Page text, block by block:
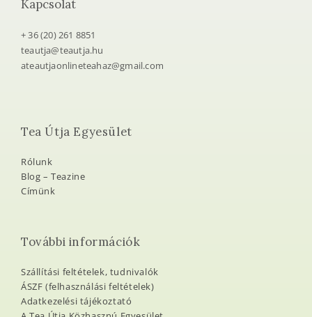
Kapcsolat
+ 36 (20) 261 8851
teautja@teautja.hu
ateautjaonlineteahaz@gmail.com
Tea Útja Egyesület
Rólunk
Blog – Teazine
Címünk
További információk
Szállítási feltételek, tudnivalók
ÁSZF (felhasználási feltételek)
Adatkezelési tájékoztató